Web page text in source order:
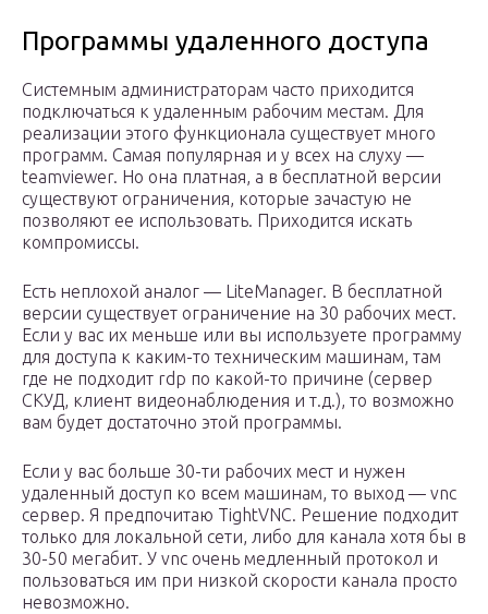
Программы удаленного доступа
Системным администраторам часто приходится
подключаться к удаленным рабочим местам. Для
реализации этого функционала существует много
программ. Самая популярная и у всех на слуху —
teamviewer. Но она платная, а в бесплатной версии
существуют ограничения, которые зачастую не
позволяют ее использовать. Приходится искать
компромиссы.
Есть неплохой аналог — LiteManager. В бесплатной
версии существует ограничение на 30 рабочих мест.
Если у вас их меньше или вы используете программу
для доступа к каким-то техническим машинам, там
где не подходит rdp по какой-то причине (сервер
СКУД, клиент видеонаблюдения и т.д.), то возможно
вам будет достаточно этой программы.
Если у вас больше 30-ти рабочих мест и нужен
удаленный доступ ко всем машинам, то выход — vnc
сервер. Я предпочитаю TightVNC. Решение подходит
только для локальной сети, либо для канала хотя бы в
30-50 мегабит. У vnc очень медленный протокол и
пользоваться им при низкой скорости канала просто
невозможно.